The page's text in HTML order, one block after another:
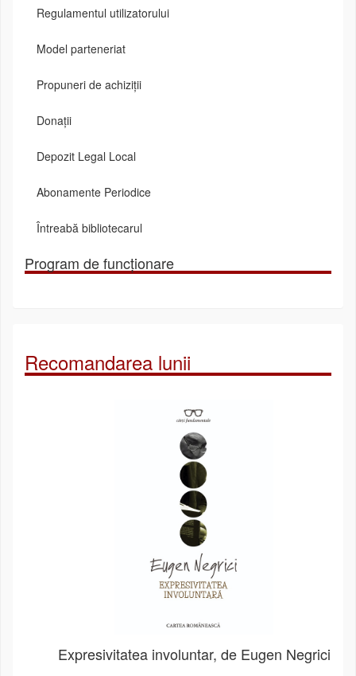
Regulamentul utilizatorului
Model parteneriat
Propuneri de achiziții
Donații
Depozit Legal Local
Abonamente Periodice
Întreabă bibliotecarul
Program de funcționare
Recomandarea lunii
Expresivitatea involuntar, de Eugen Negrici